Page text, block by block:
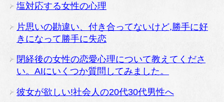
塩対応する女性の心理
片思いの勘違い、付き合ってないけど,勝手に好
きになって勝手に失恋
閉経後の女性の恋愛心理について教えてくださ
い。AIにいくつか質問してみました。
彼女が欲しい!社会人の20代30代男性へ